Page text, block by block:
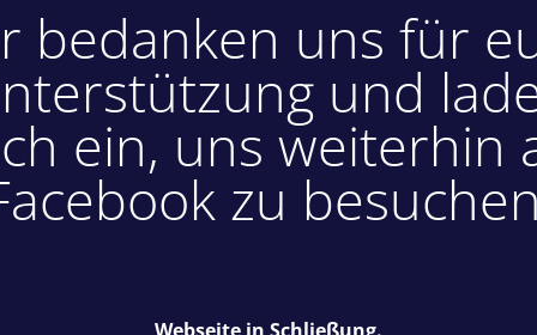
bedanken uns für
und
ein, uns weiterhin
zu